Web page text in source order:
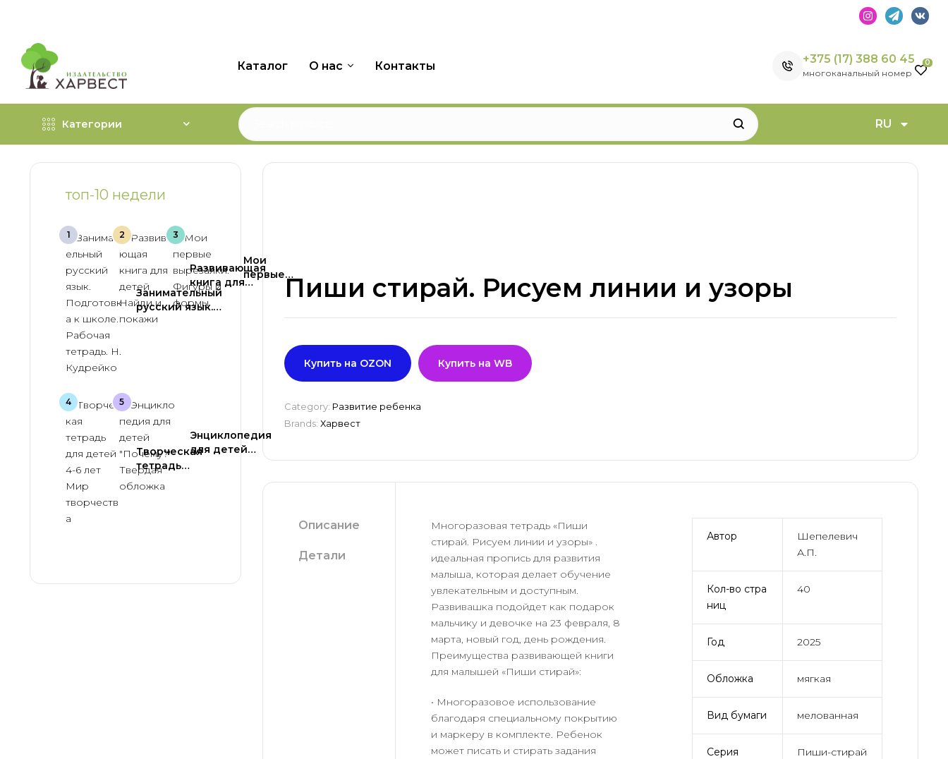
Каталог О нас Контакты
+375 (17) 388 60 45
многоканальный номер
0
Категории RU
Пиши стирай. Рисуем линии и узоры
Купить на OZON Купить на WB
Category: Развитие ребенка
Brands: Харвест
Описание
Детали
Многоразовая тетрадь «Пиши
стирай. Рисуем линии и узоры» .
идеальная пропись для развития
малыша, которая делает обучение
увлекательным и доступным.
Развивашка подойдет как подарок
мальчику и девочке на 23 февраля, 8
марта, новый год, день рождения.
Преимущества развивающей книги
для малышей «Пиши стирай»:
• Многоразовое использование
благодаря специальному покрытию
и маркеру в комплекте. Ребенок
может писать и стирать задания
Автор
Шепелевич
А.П.
Кол-во стра
ниц
40
Год 2025
Обложка мягкая
Вид бумаги мелованная
Серия Пиши-стирай
топ-10 недели
Занимательный
русский язык.
Подготовка к
Развивающая
книга для
детей Найди
и покажи
Мои
первые
вырезалки.
Творческая
тетрадь
для детей
4-6 лет Мир
Энциклопедия
для детей